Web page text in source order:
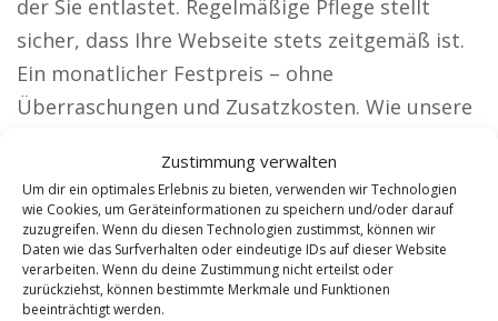
Zustimmung verwalten
Um dir ein optimales Erlebnis zu bieten, verwenden wir Technologien
wie Cookies, um Geräteinformationen zu speichern und/oder darauf
zuzugreifen. Wenn du diesen Technologien zustimmst, können wir
Daten wie das Surfverhalten oder eindeutige IDs auf dieser Website
verarbeiten. Wenn du deine Zustimmung nicht erteilst oder
zurückziehst, können bestimmte Merkmale und Funktionen
beeinträchtigt werden.
der Sie entlastet. Regelmäßige Pflege stellt
sicher, dass Ihre Webseite stets zeitgemäß ist.
Ein monatlicher Festpreis – ohne
Überraschungen und Zusatzkosten. Wie unsere
Unternehmen, die auf große Reichweite
angewiesen sind, sind unsere Webseiten ideal,
wie etwa: Rechtsanwälte: Präsentieren Sie sich
in ganz Deutschland und gewinnen Sie neue
Mandanten. Architekten: Mit überzeugenden